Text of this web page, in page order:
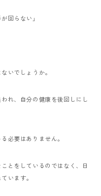
回らない」
いでしょうか。
れ、自分の健康を後回しにし
必要はありません。
とをしているのではなく、日
います。